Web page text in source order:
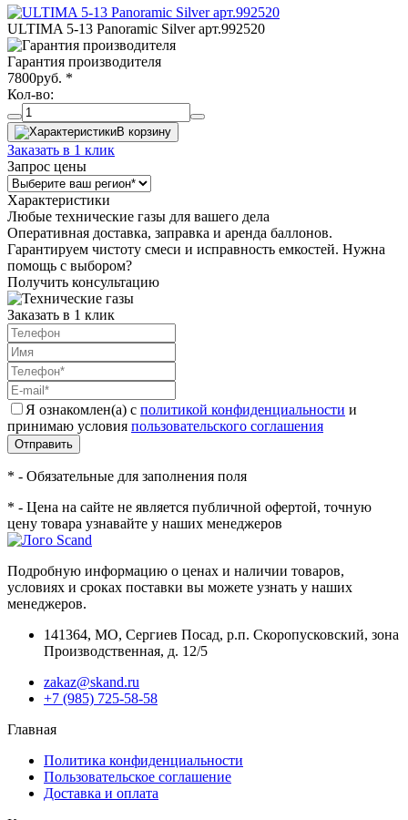
ULTIMA 5-13 Panoramic Silver арт.992520
Гарантия производителя
7800руб. *
Кол-во:
В корзину
Заказать в 1 клик
Запрос цены
Характеристики
Любые технические газы для вашего дела
Оперативная доставка, заправка и аренда баллонов.
Гарантируем чистоту смеси и исправность емкостей. Нужна
помощь с выбором?
Получить консультацию
Заказать в 1 клик
Я ознакомлен(а) с политикой конфиденциальности и
принимаю условия пользовательского соглашения
Отправить
* - Обязательные для заполнения поля
* - Цена на сайте не является публичной офертой, точную
цену товара узнавайте у наших менеджеров
Подробную информацию о ценах и наличии товаров,
условиях и сроках поставки вы можете узнать у наших
менеджеров.
141364, МО, Сергиев Посад, р.п. Скоропусковский, зона
Производственная, д. 12/5
zakaz@skand.ru
+7 (985) 725-58-58
Главная
Политика конфиденциальности
Пользовательское соглашение
Доставка и оплата